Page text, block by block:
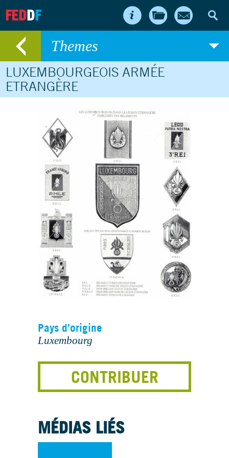
FEDDF
Themes
LUXEMBOURGEOIS ARMÉE
ETRANGÈRE
Pays d’origine
Luxembourg
CONTRIBUER
MÉDIAS LIÉS